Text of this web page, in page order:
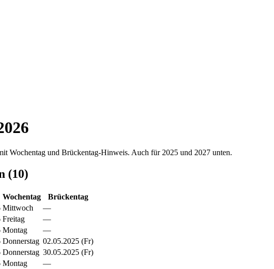
Wochentag und Brückentag-Hinweis. Auch für 2025 und 2027 unten.
(10)
Wochentag
Brückentag
Mittwoch
—
Freitag
—
Montag
—
Donnerstag 02.05.2025 (Fr)
Donnerstag 30.05.2025 (Fr)
Montag
—